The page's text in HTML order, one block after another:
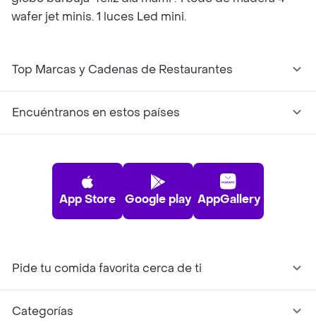
wafer jet minis. 1 luces Led mini.
Top Marcas y Cadenas de Restaurantes
Encuéntranos en estos países
App Store Google play AppGallery
Pide tu comida favorita cerca de ti
Categorías